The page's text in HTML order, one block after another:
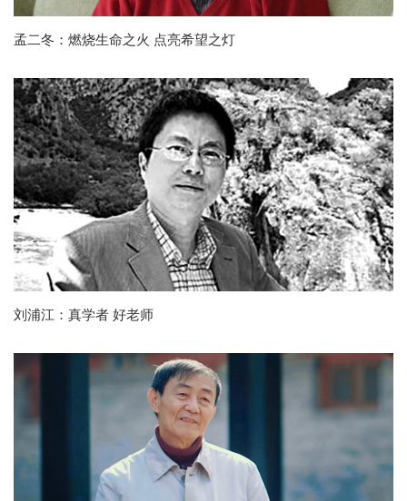
孟二冬：燃烧生命之火 点亮希望之灯
刘浦江：真学者 好老师